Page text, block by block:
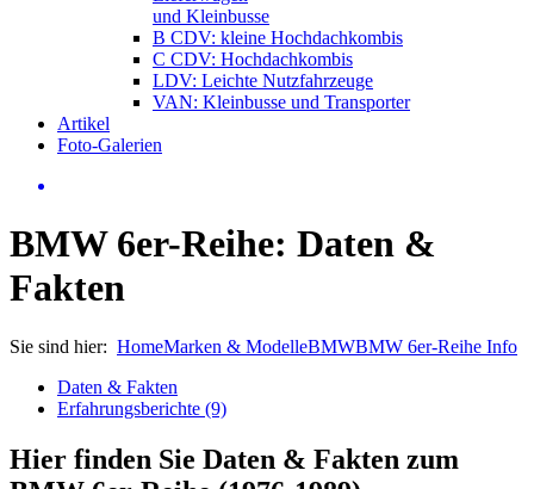
und Kleinbusse
B CDV: kleine Hochdachkombis
C CDV: Hochdachkombis
LDV: Leichte Nutzfahrzeuge
VAN: Kleinbusse und Transporter
Artikel
Foto-Galerien
BMW 6er-Reihe: Daten &
Fakten
Sie sind hier: HomeMarken & ModelleBMWBMW 6er-Reihe Info
Daten & Fakten
Erfahrungsberichte (9)
Hier finden Sie Daten & Fakten zum